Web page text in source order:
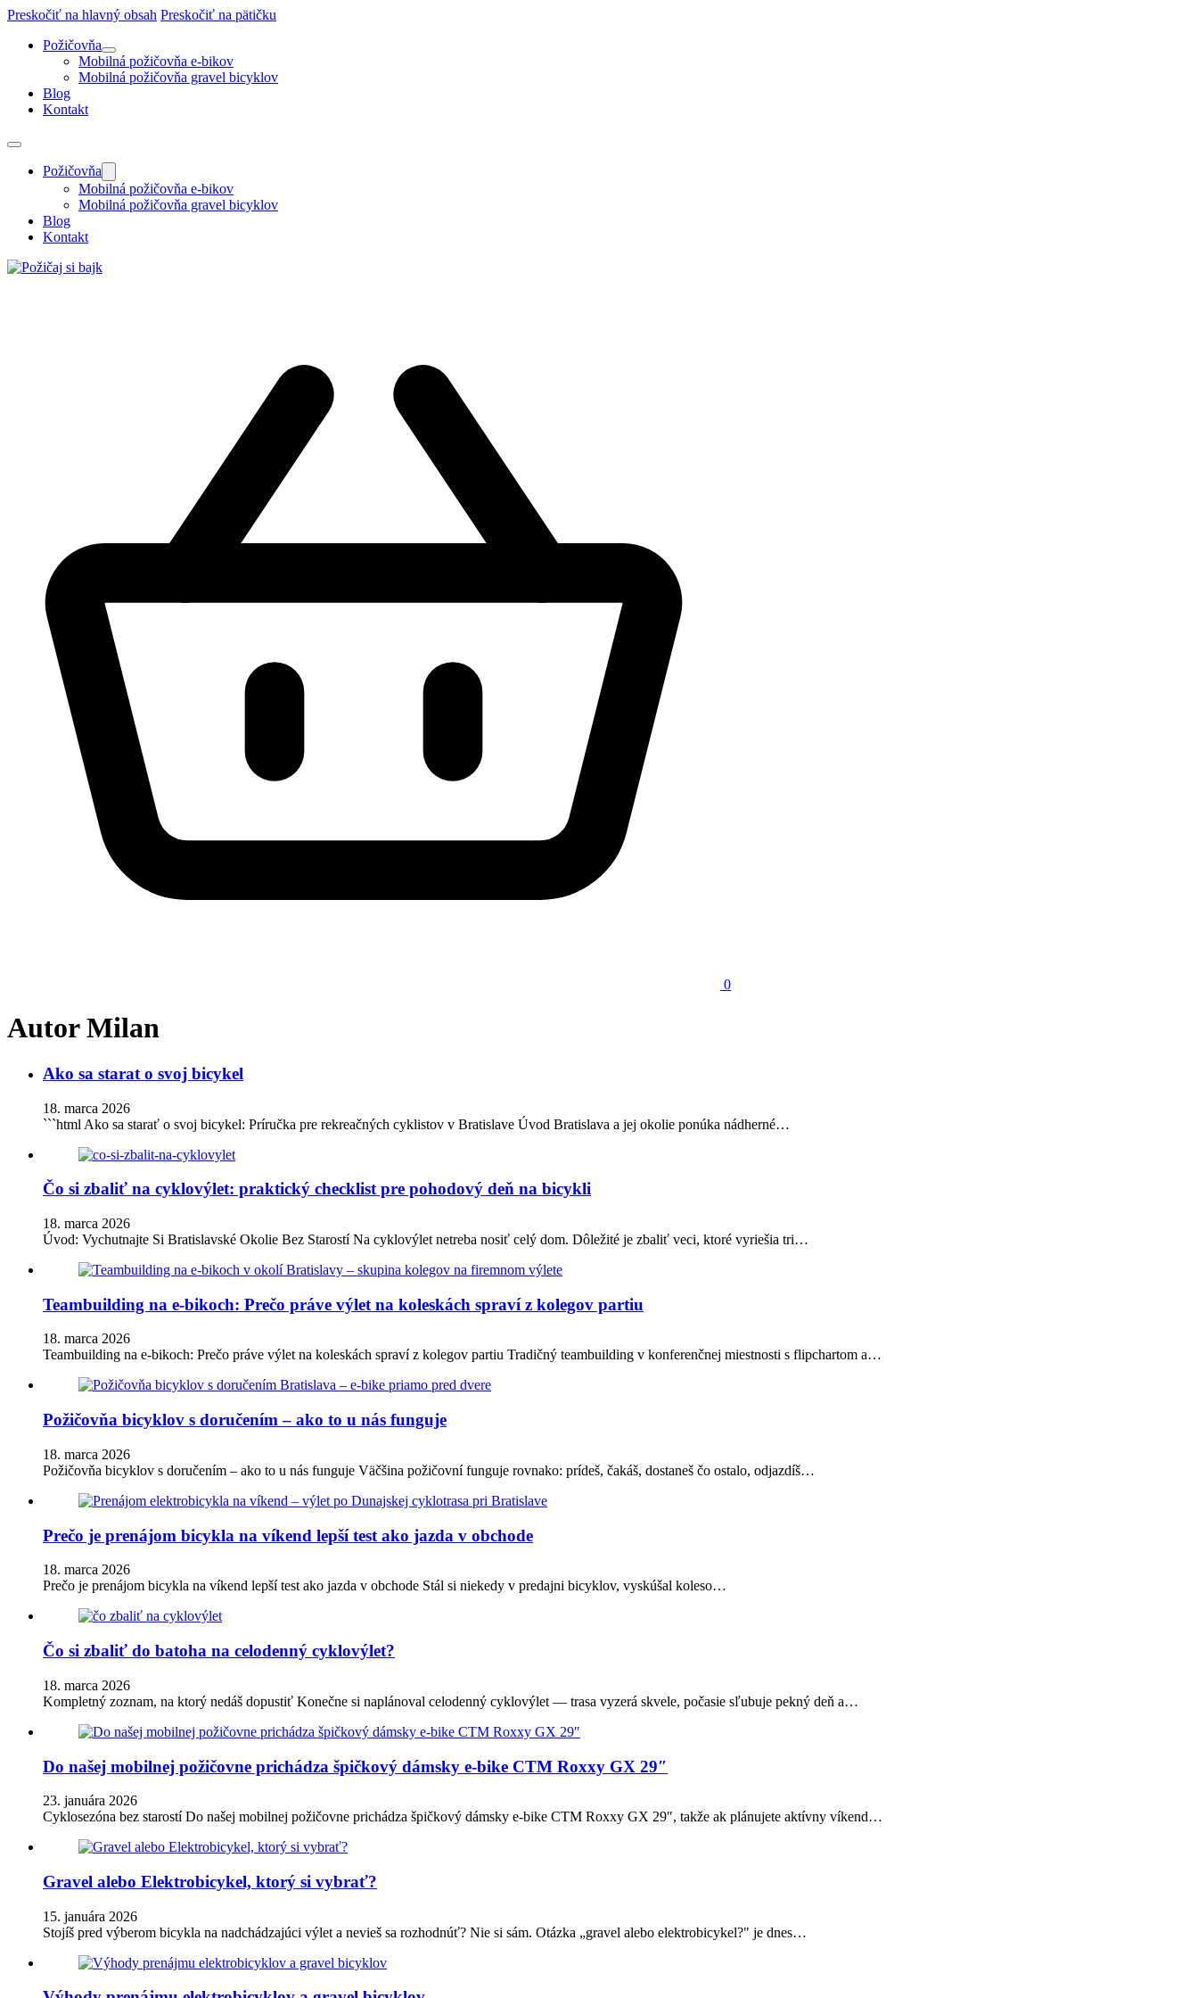
Preskočiť na hlavný obsah Preskočiť na pätičku
Požičovňa
Mobilná požičovňa e-bikov
Mobilná požičovňa gravel bicyklov
Blog
Kontakt
Požičovňa
Mobilná požičovňa e-bikov
Mobilná požičovňa gravel bicyklov
Blog
Kontakt
0
AutorMilan
Ako sa starat o svoj bicykel
18. marca 2026
```html Ako sa starať o svoj bicykel: Príručka pre rekreačných cyklistov v Bratislave Úvod Bratislava a jej okolie ponúka nádherné…
Čo si zbaliť na cyklovýlet: praktický checklist pre pohodový deň na bicykli
18. marca 2026
Úvod: Vychutnajte Si Bratislavské Okolie Bez Starostí Na cyklovýlet netreba nosiť celý dom. Dôležité je zbaliť veci, ktoré vyriešia tri…
Teambuilding na e-bikoch: Prečo práve výlet na koleskách spraví z kolegov partiu
18. marca 2026
Teambuilding na e-bikoch: Prečo práve výlet na koleskách spraví z kolegov partiu Tradičný teambuilding v konferenčnej miestnosti s flipchartom a…
Požičovňa bicyklov s doručením – ako to u nás funguje
18. marca 2026
Požičovňa bicyklov s doručením – ako to u nás funguje Väčšina požičovní funguje rovnako: prídeš, čakáš, dostaneš čo ostalo, odjazdíš…
Prečo je prenájom bicykla na víkend lepší test ako jazda v obchode
18. marca 2026
Prečo je prenájom bicykla na víkend lepší test ako jazda v obchode Stál si niekedy v predajni bicyklov, vyskúšal koleso…
Čo si zbaliť do batoha na celodenný cyklovýlet?
18. marca 2026
Kompletný zoznam, na ktorý nedáš dopustiť Konečne si naplánoval celodenný cyklovýlet — trasa vyzerá skvele, počasie sľubuje pekný deň a…
Do našej mobilnej požičovne prichádza špičkový dámsky e-bike CTM Roxxy GX 29″
23. januára 2026
Cyklosezóna bez starostí Do našej mobilnej požičovne prichádza špičkový dámsky e-bike CTM Roxxy GX 29″, takže ak plánujete aktívny víkend…
Gravel alebo Elektrobicykel, ktorý si vybrať?
15. januára 2026
Stojíš pred výberom bicykla na nadchádzajúci výlet a nevieš sa rozhodnúť? Nie si sám. Otázka „gravel alebo elektrobicykel?" je dnes…